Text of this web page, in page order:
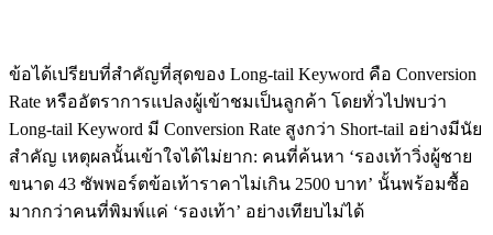
ข้อได้เปรียบที่สำคัญที่สุดของ Long-tail Keyword คือ Conversion
Rate หรืออัตราการแปลงผู้เข้าชมเป็นลูกค้า โดยทั่วไปพบว่า
Long-tail Keyword มี Conversion Rate สูงกว่า Short-tail อย่างมีนัย
สำคัญ เหตุผลนั้นเข้าใจได้ไม่ยาก: คนที่ค้นหา ‘รองเท้าวิ่งผู้ชาย
ขนาด 43 ซัพพอร์ตข้อเท้าราคาไม่เกิน 2500 บาท’ นั้นพร้อมซื้อ
มากกว่าคนที่พิมพ์แค่ ‘รองเท้า’ อย่างเทียบไม่ได้